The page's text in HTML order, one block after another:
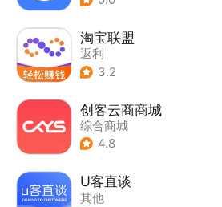
淘宝联盟
返利
3.2
创客云商商城
综合商城
4.8
U客直谈
其他